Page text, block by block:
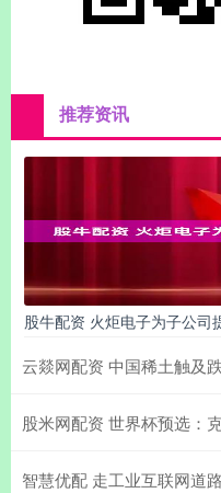
推荐资讯
股牛配资 火炬电子为子公司
云燚网配资 中国稀土触及
股米网配资 世界杯预选：
智慧优配 走工业互联网